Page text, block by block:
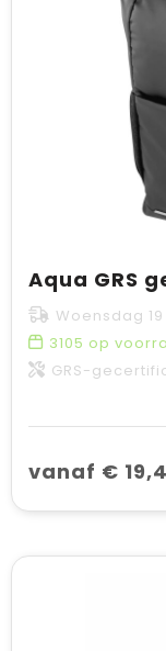
Woensdag
3105 op
GRS-
vanaf €